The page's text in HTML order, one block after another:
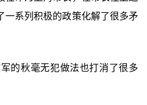
一系列积极的政策化解了很多矛
的秋毫无犯做法也打消了很多